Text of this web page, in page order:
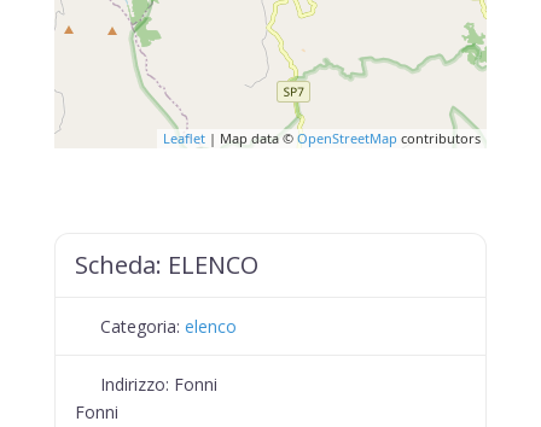
Leaflet | Map data ©OpenStreetMap contributors
Scheda: ELENCO
Categoria:elenco
Indirizzo: Fonni
Fonni